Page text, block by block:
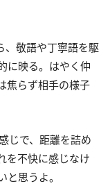
、敬語や丁寧語を駆
に映る。はやく仲
焦らず相手の様子
じで、距離を詰め
を不快に感じなけ
思うよ。